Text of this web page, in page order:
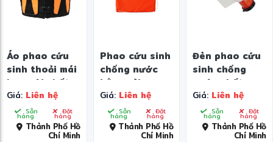
Áo phao cứu
sinh thoải mái
hơn với chất
liệu xốp
EPE/vải
neoprene, độ
Giá: Liên hệ
Sẵn
hàng Đặt
hàng
Thành Phố Hồ
Chí Minh
Phao cứu sinh
chống nước
bằng vải
Oxford màu
cam
Giá: Liên hệ
Sẵn
hàng Đặt
hàng
Thành Phố Hồ
Chí Minh
Đèn phao cứu
sinh chống
nước chất
lượng cao, bền
bỉ
Giá: Liên hệ
Sẵn
hàng Đặt
hàng
Thành Phố Hồ
Chí Minh